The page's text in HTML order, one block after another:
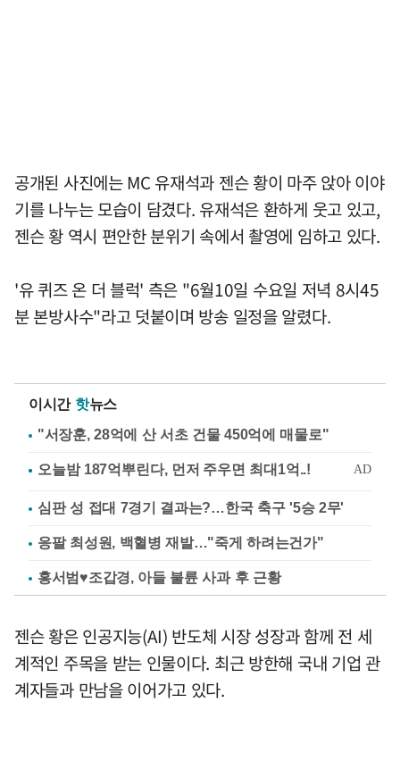
공개된 사진에는 MC 유재석과 젠슨 황이 마주 앉아 이야
기를 나누는 모습이 담겼다. 유재석은 환하게 웃고 있고,
젠슨 황 역시 편안한 분위기 속에서 촬영에 임하고 있다.
'유 퀴즈 온 더 블럭' 측은 "6월10일 수요일 저녁 8시45
분 본방사수"라고 덧붙이며 방송 일정을 알렸다.
이시간 핫뉴스
"서장훈, 28억에 산 서초 건물 450억에 매물로"
심판 성 접대 7경기 결과는?…한국 축구 '5승 2무'
응팔 최성원, 백혈병 재발…"죽게 하려는건가"
홍서범♥조갑경, 아들 불륜 사과 후 근황
젠슨 황은 인공지능(AI) 반도체 시장 성장과 함께 전 세
계적인 주목을 받는 인물이다. 최근 방한해 국내 기업 관
계자들과 만남을 이어가고 있다.